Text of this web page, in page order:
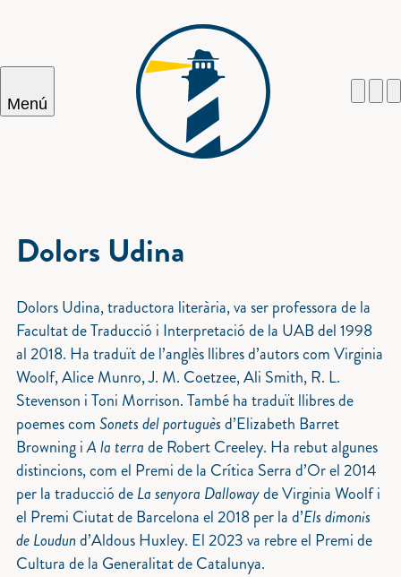
Menú
Dolors Udina
Dolors Udina, traductora literària, va ser professora de la
Facultat de Traducció i Interpretació de la UAB del 1998
al 2018. Ha traduït de l’anglès llibres d’autors com Virginia
Woolf, Alice Munro, J. M. Coetzee, Ali Smith, R. L.
Stevenson i Toni Morrison. També ha traduït llibres de
poemes comSonets del portuguèsd’Elizabeth Barret
Browning iA la terrade Robert Creeley. Ha rebut algunes
distincions, com el Premi de la Crítica Serra d’Or el 2014
per la traducció deLa senyora Dallowayde Virginia Woolf i
el Premi Ciutat de Barcelona el 2018 per la d’Els dimonis
de Loudund’Aldous Huxley. El 2023 va rebre el Premi de
Cultura de la Generalitat de Catalunya.